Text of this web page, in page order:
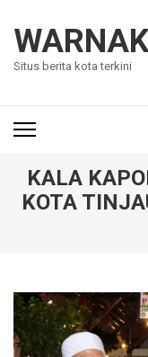
konten
(Tekan
Situs berita kota terkini
KALA
KOTA